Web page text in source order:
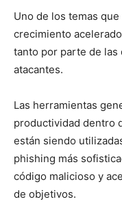
Uno de los temas
crecimiento
tanto por parte de las
atacantes.
Las herramientas
productividad dentro
están siendo
phishing más
código malicioso y
de objetivos.